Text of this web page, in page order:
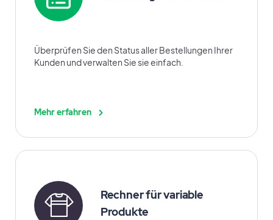
Überprüfen Sie den Status aller Bestellungen Ihrer
Kunden und verwalten Sie sie einfach.
Mehr erfahren
Rechner für variable
Produkte